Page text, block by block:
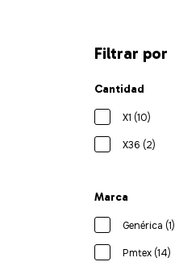
Filtrar por
Cantidad
X1 (10)
X36 (2)
Marca
Genérica (1)
Pmtex (14)